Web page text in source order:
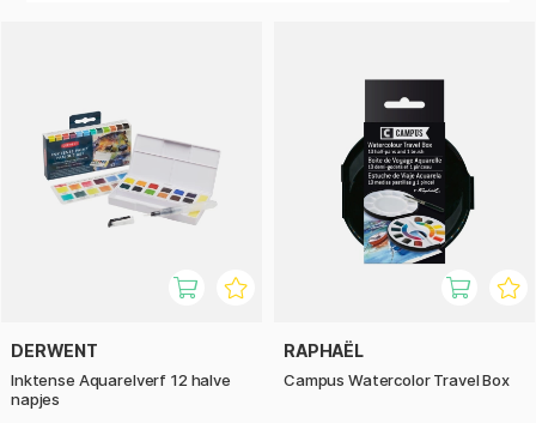
DERWENT
Inktense Aquarelverf 12 halve
napjes
RAPHAËL
Campus Watercolor Travel Box